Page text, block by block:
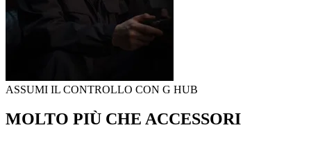
ASSUMI IL CONTROLLO CON G HUB
MOLTO PIÙ CHE ACCESSORI